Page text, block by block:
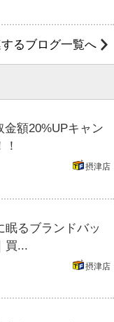
るブログ一覧へ
金額20%UPキャン
摂津店
眠るブランドバッ
買...
摂津店